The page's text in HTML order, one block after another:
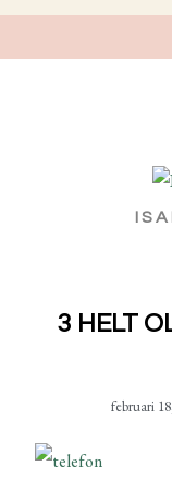
3 HELT
februari